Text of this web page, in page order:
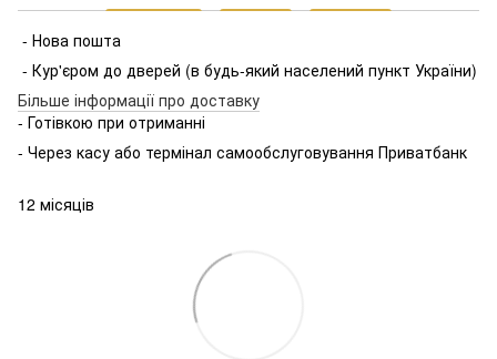
- Нова пошта
- Кур'єром до дверей (в будь-який населений пункт України)
Більше інформації про доставку
- Готівкою при отриманні
- Через касу або термінал самообслуговування Приватбанк
12 місяців